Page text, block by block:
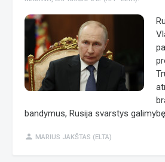
bandymus, Rusija svarstys
person MARIUS JAKŠTAS (ELTA)